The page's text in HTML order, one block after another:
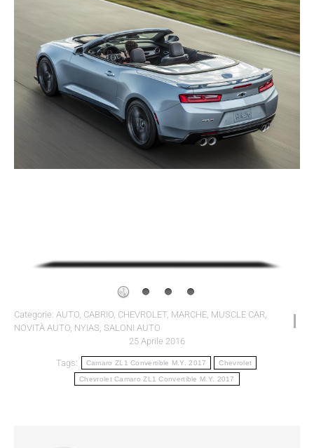
Categorie: AUTO, CABRIO, CHEVROLET, MARCHE, MUSCLE CAR,
NOVITÀ AUTO, NYIAS, SALONI AUTO
25 Aprile 2016
Tags: Camaro ZL1 Convertible M.Y. 2017 Chevrolet
Chevrolet Camaro ZL1 Convertible M.Y. 2017